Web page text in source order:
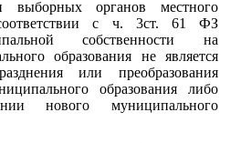
органов местного
с ч. 3ст. 61 ФЗ
собственности на
образования не является
или преобразования
образования либо
нового муниципального